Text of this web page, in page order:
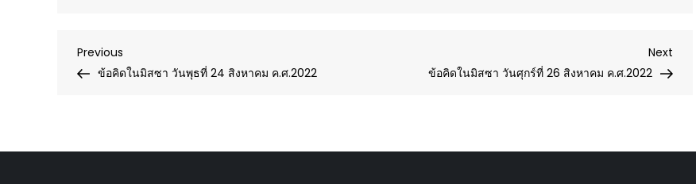
Post
Previous
Post
Previous
ข้อคิดในมิสซา วันพุธที่ 24 สิงหาคม ค.ศ.2022
Post
Next
ข้อคิดในมิสซา วันศุกร์ที่ 26 สิงหาคม ค.ศ.2022